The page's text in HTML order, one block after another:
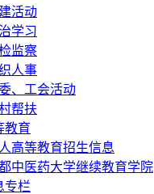
活动
学习
监察
人事
、工会活动
帮扶
教育
高等教育招生信息
中医药大学继续教育学院
专栏